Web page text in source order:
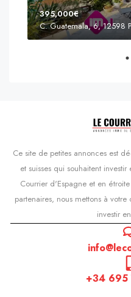
395,000€
Ce site de petites annonces est
et suisses qui souhaitent
Courrier d'Espagne et en
partenaires, nous mettons à
investir
+34 695